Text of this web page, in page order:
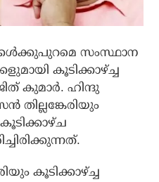
സംസ്ഥാന
കൂടിക്കാഴ്ച്ച
കുമാര്‍. ഹിന്ദു
തില്ലങ്കേരിയും
കൂടിക്കാഴ്ച്ച